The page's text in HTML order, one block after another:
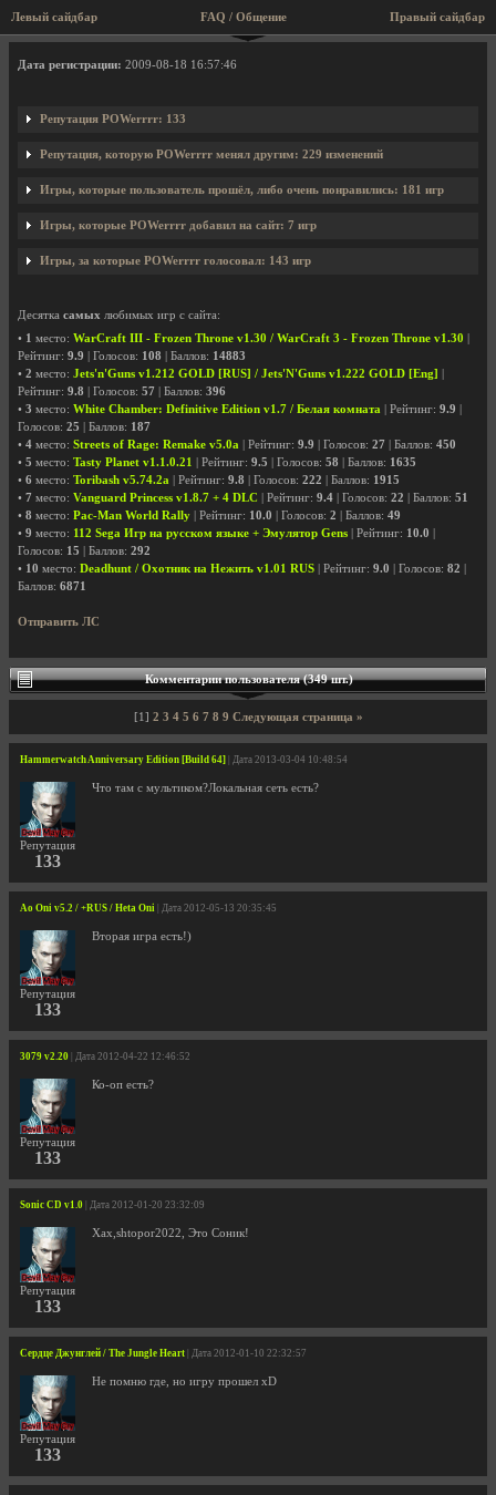
Левый сайдбар Правый сайдбар
FAQ / Общение
Профиль пользователя POWerrrr
Дата регистрации: 2009-08-18 16:57:46
Репутация POWerrrr: 133
Репутация, которую POWerrrr менял другим: 229 изменений
Игры, которые пользователь прошёл, либо очень понравились: 181 игр
Игры, которые POWerrrr добавил на сайт: 7 игр
Игры, за которые POWerrrr голосовал: 143 игр
Десятка самых любимых игр с сайта:
• 1 место: WarCraft III - Frozen Throne v1.30 / WarCraft 3 - Frozen Throne v1.30
Рейтинг: 9.9 | Голосов: 108 | Баллов: 14883
• 2 место: Jets'n'Guns v1.212 GOLD [RUS] / Jets'N'Guns v1.222 GOLD [Eng]
Рейтинг: 9.8 | Голосов: 57 | Баллов: 396
• 3 место: White Chamber: Definitive Edition v1.7 / Белая комната | Рейтинг: 9.9
Голосов: 25 | Баллов: 187
• 4 место: Streets of Rage: Remake v5.0a | Рейтинг: 9.9 | Голосов: 27 | Баллов: 450
• 5 место: Tasty Planet v1.1.0.21 | Рейтинг: 9.5 | Голосов: 58 | Баллов: 1635
• 6 место: Toribash v5.74.2a | Рейтинг: 9.8 | Голосов: 222 | Баллов: 1915
• 7 место: Vanguard Princess v1.8.7 + 4 DLC | Рейтинг: 9.4 | Голосов: 22 | Баллов: 51
• 8 место: Pac-Man World Rally | Рейтинг: 10.0 | Голосов: 2 | Баллов: 49
• 9 место: 112 Sega Игр на русском языке + Эмулятор Gens | Рейтинг: 10.0
Голосов: 15 | Баллов: 292
• 10 место: Deadhunt / Охотник на Нежить v1.01 RUS | Рейтинг: 9.0 | Голосов: 82
Баллов: 6871
Отправить ЛС
Комментарии пользователя (349 шт.)
[1] 2 3 4 5 6 7 8 9 Следующая страница »
Hammerwatch Anniversary Edition [Build 64] | Дата 2013-03-04 10:48:54
Репутация
133
Что там с мультиком?Локальная сеть есть?
Ao Oni v5.2 / +RUS / Heta Oni | Дата 2012-05-13 20:35:45
Репутация
133
Вторая игра есть!)
3079 v2.20 | Дата 2012-04-22 12:46:52
Репутация
133
Ко-оп есть?
Sonic CD v1.0 | Дата 2012-01-20 23:32:09
Репутация
133
Хах,shtopor2022, Это Соник!
Сердце Джунглей / The Jungle Heart | Дата 2012-01-10 22:32:57
Репутация
133
Не помню где, но игру прошел xD